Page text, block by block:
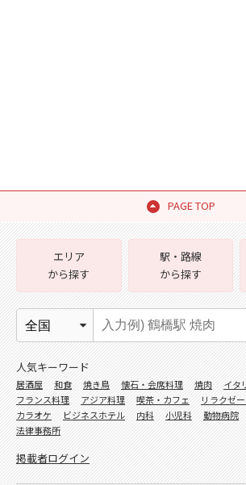
PAGE TOP
エリア
から探す
駅・路線
から探す
人気キーワード
居酒屋 和食 焼き鳥 懐石・会席料理 焼肉
イタ
フランス料理
アジア料理 喫茶・カフェ リラクゼ
カラオケ
ビジネスホテル 内科 小児科 動物病院
法律事務所
掲載者ログイン